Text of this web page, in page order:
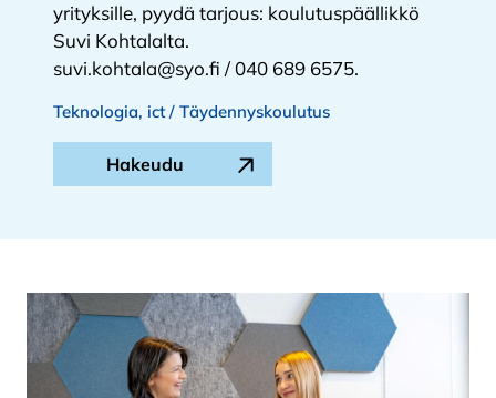
yrityksille, pyydä tarjous: koulutuspäällikkö
Suvi Kohtalalta.
suvi.kohtala@syo.fi / 040 689 6575.
Teknologia, ict / Täydennyskoulutus
Hakeudu